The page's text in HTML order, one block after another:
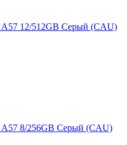
A57 12/512GB Серый (CAU)
A57 8/256GB Серый (CAU)